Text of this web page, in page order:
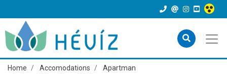
Home Accomodations
Apartman